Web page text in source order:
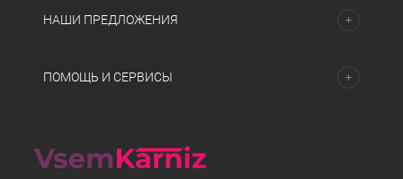
НАШИ ПРЕДЛОЖЕНИЯ
ПОМОЩЬ И СЕРВИСЫ